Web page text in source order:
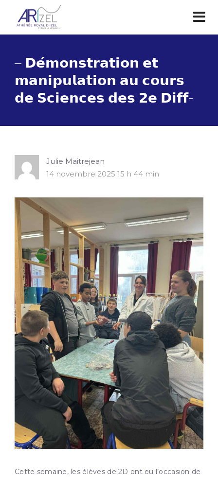
– 𝗗𝗲́𝗺𝗼𝗻𝘀𝘁𝗿𝗮𝘁𝗶𝗼𝗻 𝗲𝘁
𝗺𝗮𝗻𝗶𝗽𝘂𝗹𝗮𝘁𝗶𝗼𝗻 𝗮𝘂 𝗰𝗼𝘂𝗿𝘀
𝗱𝗲 𝗦𝗰𝗶𝗲𝗻𝗰𝗲𝘀 𝗱𝗲𝘀 𝟮𝗲 𝗗𝗶𝗳𝗳-
Julie Maitrejean
14 novembre 2025 15 h 44 min
Cette semaine, les élèves de 2D ont eu l’occasion de